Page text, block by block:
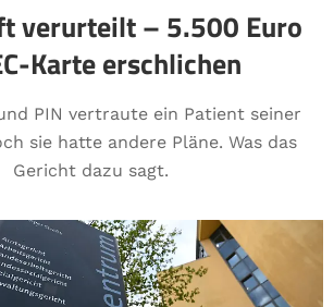
verurteilt – 5.500 Euro
Karte erschlichen
PIN vertraute ein Patient seiner
sie hatte andere Pläne. Was das
Gericht dazu sagt.